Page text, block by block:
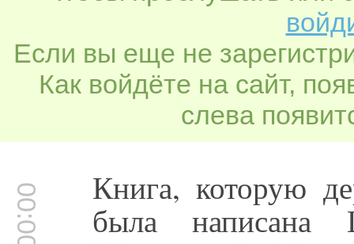
Если вы еще не
Как войдёте на сайт,
слева
Книга, которую
была написана